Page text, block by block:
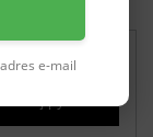
e-mail